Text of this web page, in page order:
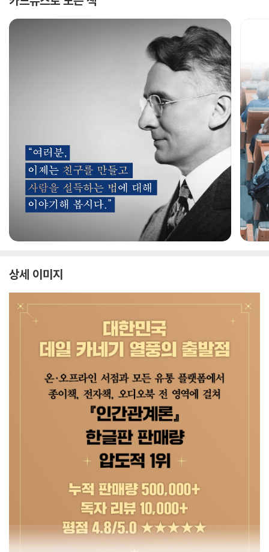
상세 이미지